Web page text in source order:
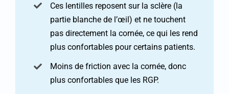
Ces lentilles reposent sur la sclère (la
partie blanche de l’œil) et ne touchent
pas directement la cornée, ce qui les rend
plus confortables pour certains patients.
Moins de friction avec la cornée, donc
plus confortables que les RGP.